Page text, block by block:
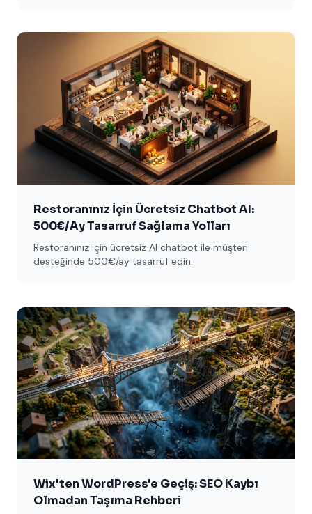
Restoranınız İçin Ücretsiz Chatbot AI:
500€/Ay Tasarruf Sağlama Yolları
Restoranınız için ücretsiz AI chatbot ile müşteri
desteğinde 500€/ay tasarruf edin.
Wix'ten WordPress'e Geçiş: SEO Kaybı
Olmadan Taşıma Rehberi